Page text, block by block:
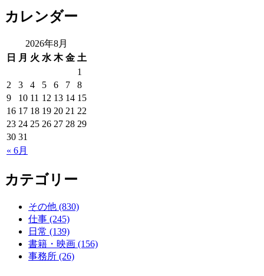
カレンダー
2026年8月
日
月 火 水 木 金 土
« 6月
1
2
3 4 5 6 7
8
9
10 11 12 13 14 15
16 17 18 19 20 21 22
23 24 25 26 27 28 29
30 31
カテゴリー
その他 (830)
仕事 (245)
日常 (139)
書籍・映画 (156)
事務所 (26)